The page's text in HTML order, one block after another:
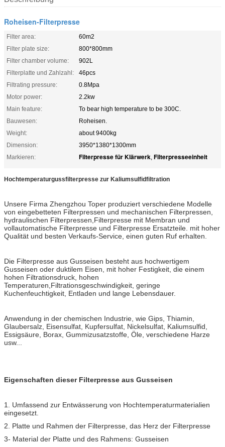
Roheisen-Filterpresse
Filter area:
60m2
Filter plate size:
800*800mm
Filter chamber volume:
902L
Filterplatte und Zahlzahl:
46pcs
Filtrating pressure:
0.8Mpa
Motor power:
2.2kw
Main feature:
To bear high temperature to be 300C.
Bauwesen:
Roheisen.
Weight:
about 9400kg
Dimension:
3950*1380*1300mm
Markieren:
Filterpresse für Klärwerk, Filterpresseeinheit
Hochtemperaturgussfilterpresse zur Kaliumsulfidfiltration
Unsere Firma Zhengzhou Toper produziert verschiedene Modelle
von eingebetteten Filterpressen und mechanischen Filterpressen,
hydraulischen Filterpressen,Filterpresse mit Membran und
vollautomatische Filterpresse und Filterpresse Ersatzteile. mit hoher
Qualität und besten Verkaufs-Service, einen guten Ruf erhalten.
Die Filterpresse aus Gusseisen besteht aus hochwertigem
Gusseisen oder duktilem Eisen, mit hoher Festigkeit, die einem
hohen Filtrationsdruck, hohen
Temperaturen,Filtrationsgeschwindigkeit, geringe
Kuchenfeuchtigkeit, Entladen und lange Lebensdauer.
Anwendung in der chemischen Industrie, wie Gips, Thiamin,
Glaubersalz, Eisensulfat, Kupfersulfat, Nickelsulfat, Kaliumsulfid,
Essigsäure, Borax, Gummizusatzstoffe, Öle, verschiedene Harze
usw...
Eigenschaften dieser Filterpresse aus Gusseisen
1. Umfassend zur Entwässerung von Hochtemperaturmaterialien
eingesetzt.
2. Platte und Rahmen der Filterpresse, das Herz der Filterpresse
3- Material der Platte und des Rahmens: Gusseisen